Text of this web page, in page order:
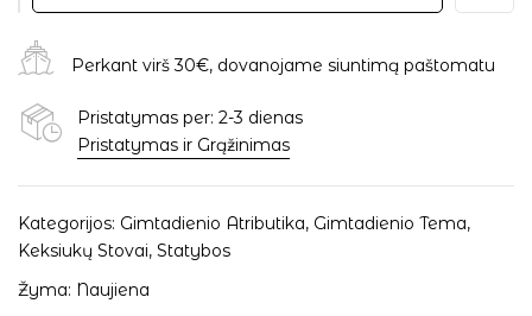
Perkant virš 30€, dovanojame siuntimą paštomatu
Pristatymas per: 2-3 dienas
Pristatymas ir Grąžinimas
Kategorijos: Gimtadienio Atributika, Gimtadienio Tema,
Keksiukų Stovai, Statybos
Žyma: Naujiena